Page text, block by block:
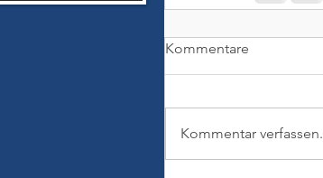
Kommentare
Kommentar